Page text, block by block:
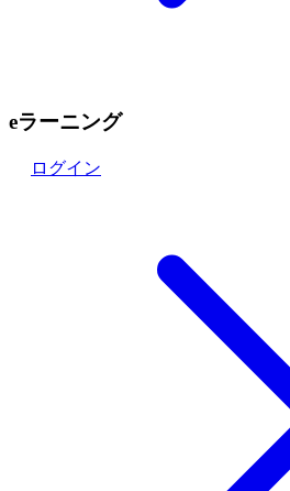
eラーニング
ログイン